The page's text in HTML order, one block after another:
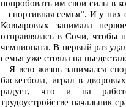
попробовать им свои силы в
– спортивная семья”. И у них
Ковьяровых занимала
отправлялась в Сочи, чтобы
чемпионата. В первый раз
семья уже стояла на
– Я всю жизнь занимался
баскетбола, играл в
радует, что и на
трудоустройстве начальник